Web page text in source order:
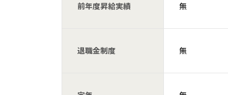
前年度昇給実績 無
退職金制度 無